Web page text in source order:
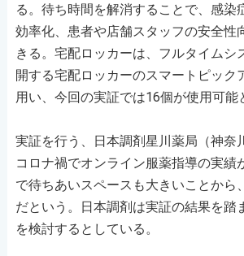
る。待ち時間を解消することで、感染
効率化、患者や店舗スタッフの安全性
きる。宅配ロッカーは、フルタイムシ
開する宅配ロッカーのスマートピック
用い、今回の実証では16個が使用可能
実証を行う、日本調剤星川薬局（神奈
コロナ禍でオンライン服薬指導の実績
で待ちあいスペースも大きいことから
だという。日本調剤は実証の結果を踏
を検討するとしている。